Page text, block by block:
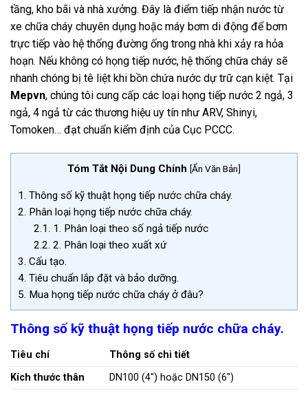
tầng, kho bãi và nhà xưởng. Đây là điểm tiếp nhận nước từ
xe chữa cháy chuyên dụng hoặc máy bơm di động để bơm
trực tiếp vào hệ thống đường ống trong nhà khi xảy ra hỏa
hoạn. Nếu không có họng tiếp nước, hệ thống chữa cháy sẽ
nhanh chóng bị tê liệt khi bồn chứa nước dự trữ cạn kiệt. Tại
Mepvn, chúng tôi cung cấp các loại họng tiếp nước 2 ngả, 3
ngả, 4 ngả từ các thương hiệu uy tín như ARV, Shinyi,
Tomoken… đạt chuẩn kiểm định của Cục PCCC.
Tóm Tắt Nội Dung Chính [Ẩn Văn Bản]
1. Thông số kỹ thuật họng tiếp nước chữa cháy.
2. Phân loại họng tiếp nước chữa cháy.
2.1. 1. Phân loại theo số ngả tiếp nước
2.2. 2. Phân loại theo xuất xứ
3. Cấu tạo.
4. Tiêu chuẩn lắp đặt và bảo dưỡng.
5. Mua họng tiếp nước chữa cháy ở đâu?
Thông số kỹ thuật họng tiếp nước chữa cháy.
Tiêu chí
Thông số chi tiết
Kích thước thân
DN100 (4″) hoặc DN150 (6″)